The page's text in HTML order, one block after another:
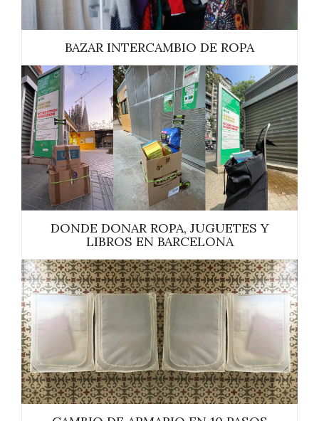
BAZAR INTERCAMBIO DE ROPA
DONDE DONAR ROPA, JUGUETES Y
LIBROS EN BARCELONA